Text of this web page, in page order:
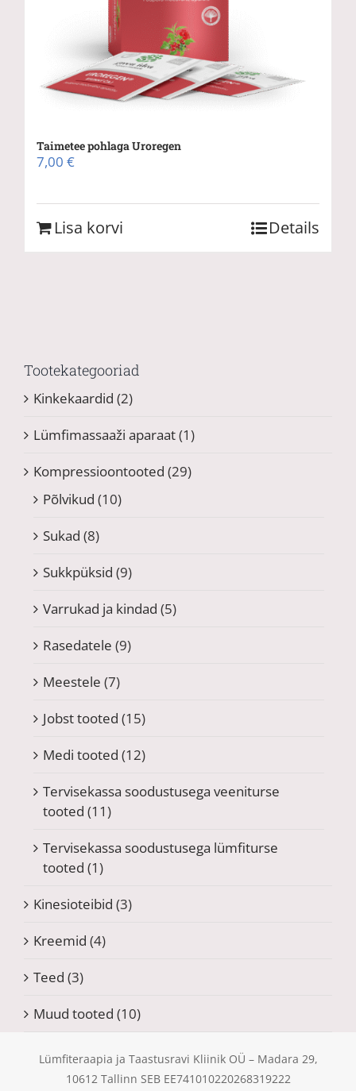
Taimetee pohlaga Uroregen
7,00 €
Lisa korvi Details
Tootekategooriad
Kinkekaardid (2)
Lümfimassaaži aparaat(1)
Kompressioontooted (29)
Põlvikud (10)
Sukad (8)
Sukkpüksid (9)
Varrukad ja kindad (5)
Rasedatele (9)
Meestele (7)
Jobst tooted (15)
Medi tooted (12)
Tervisekassa soodustusega veeniturse
tooted (11)
Tervisekassa soodustusega lümfiturse
tooted (1)
Kinesioteibid (3)
Kreemid (4)
Teed (3)
Muud tooted (10)
Lümfiteraapia ja Taastusravi Kliinik OÜ – Madara 29,
10612 Tallinn SEB EE741010220268319222